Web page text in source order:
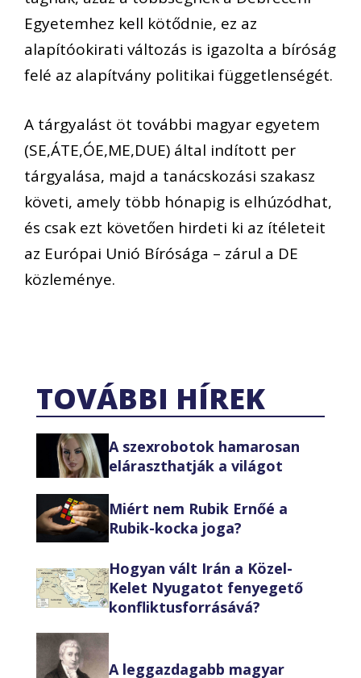
Egyetemhez kell kötődnie, ez az
alapítóokirati változás is igazolta a bíróság
felé az alapítvány politikai függetlenségét.
A tárgyalást öt további magyar egyetem
(SE,ÁTE,ÓE,ME,DUE) által indított per
tárgyalása, majd a tanácskozási szakasz
követi, amely több hónapig is elhúzódhat,
és csak ezt követően hirdeti ki az ítéleteit
az Európai Unió Bírósága – zárul a DE
közleménye.
TOVÁBBI HÍREK
A szexrobotok hamarosan
eláraszthatják a világot
Miért nem Rubik Ernőé a
Rubik-kocka joga?
Hogyan vált Irán a Közel-
Kelet Nyugatot fenyegető
konfliktusforrásává?
A leggazdagabb magyar